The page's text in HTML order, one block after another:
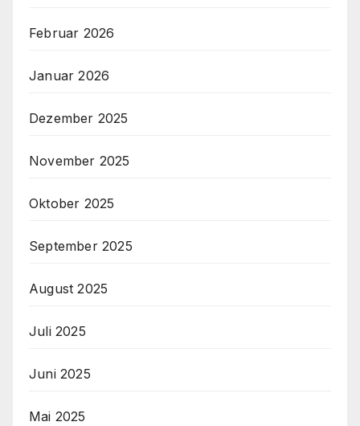
Februar 2026
Januar 2026
Dezember 2025
November 2025
Oktober 2025
September 2025
August 2025
Juli 2025
Juni 2025
Mai 2025